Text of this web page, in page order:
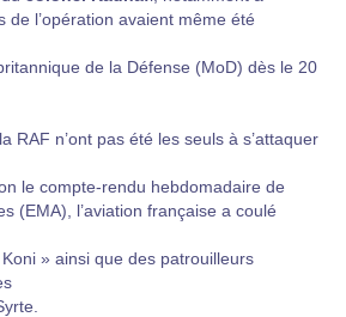
de l’opération avaient même été
de la Défense (MoD) dès le 20
RAF n’ont pas été les seuls à s’attaquer
le compte-rendu hebdomadaire de
(EMA), l’aviation française a coulé
» ainsi que des patrouilleurs